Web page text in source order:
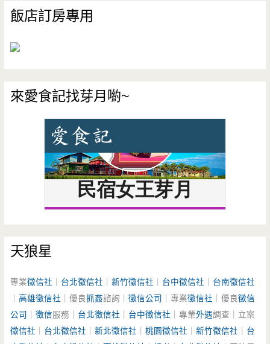
飯店訂房專用
來愛食記找芽月喲~
天狼星
專業徵信社 台北徵信社 ｜新竹徵信社 台中徵信社
台南徵信社
｜高雄徵信社 ｜優良抓姦諮詢｜徵信公司 ｜專業徵信社 ｜優良徵信
公司 ｜徵信服務｜ 台北徵信社 台中徵信社 ｜專業外遇調查｜立案
徵信社
台北徵信社 ｜新北徵信社 ｜桃園徵信社 ｜新竹徵信社
台